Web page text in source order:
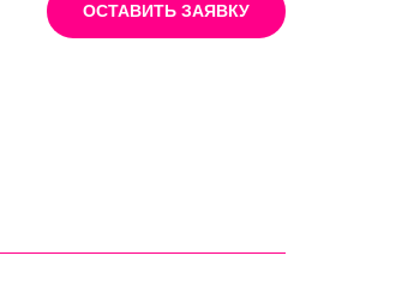
ОСТАВИТЬ ЗАЯВКУ